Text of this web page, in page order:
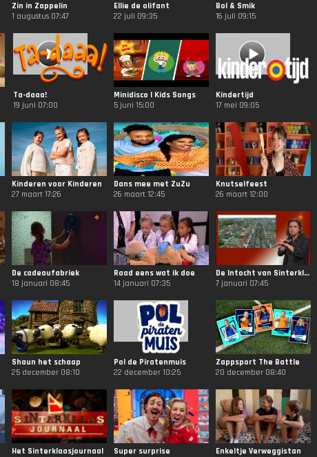
Zin in Zappelin
1 augustus 07:47
Ellie de olifant
22 juli 09:35
Bol & Smik
16 juli 09:15
Ta-daaa!
19 juni 07:00
Minidisco | Kids Songs
5 juni 15:00
Kindertijd
17 mei 09:05
Kinderen voor Kinderen
27 maart 17:26
Dans mee met ZuZu
26 maart 12:45
Knutselfeest
26 maart 12:00
De cadeaufabriek
18 januari 08:45
Raad eens wat ik doe
14 januari 07:35
De Intocht van Sinterklaas
7 januari 07:45
Shaun het schaap
25 december 08:10
Pol de Piratenmuis
22 december 10:25
Zappsport The Battle
20 december 08:40
Het Sinterklaasjournaal
Super surprise
Enkeltje Verweggistan